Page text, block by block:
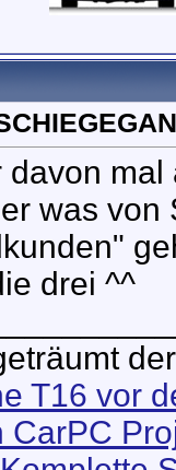
davon
was von
drei ^^
T16 vor
CarPC